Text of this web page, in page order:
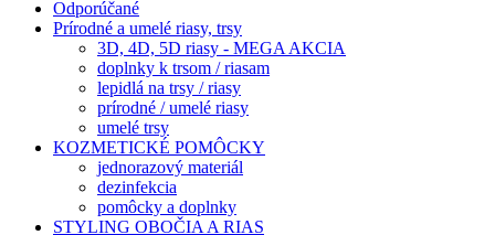
Odporúčané
Prírodné a umelé riasy, trsy
3D, 4D, 5D riasy - MEGA AKCIA
doplnky k trsom / riasam
lepidlá na trsy / riasy
prírodné / umelé riasy
umelé trsy
KOZMETICKÉ POMÔCKY
jednorazový materiál
dezinfekcia
pomôcky a doplnky
STYLING OBOČIA A RIAS